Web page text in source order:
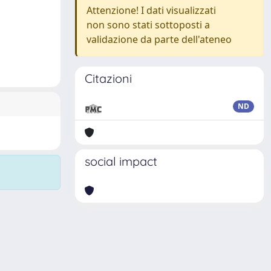
Attenzione! I dati visualizzati
non sono stati sottoposti a
validazione da parte dell'ateneo
Citazioni
ND
social impact